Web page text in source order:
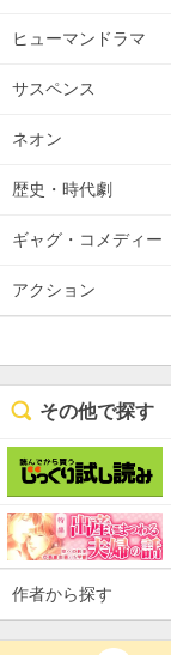
ヒューマンドラマ
サスペンス
ネオン
歴史・時代劇
ギャグ・コメディー
アクション
その他で探す
作者から探す